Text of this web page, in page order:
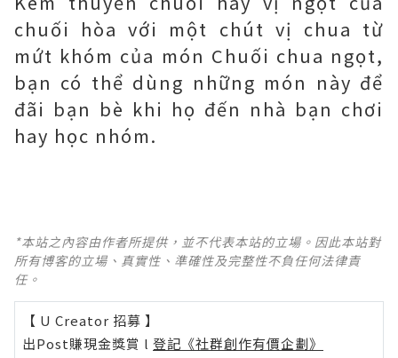
chuối hòa với một chút vị chua từ
mứt khóm của món Chuối chua ngọt,
bạn có thể dùng những món này để
đãi bạn bè khi họ đến nhà bạn chơi
hay học nhóm.
*本站之內容由作者所提供，並不代表本站的立場。因此本站對
所有博客的立場、真實性、準確性及完整性不負任何法律責
任。
【 U Creator 招募 】
出Post賺現金獎賞 l 登記《社群創作有價企劃》